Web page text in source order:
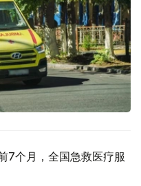
7个月，全国急救医疗服